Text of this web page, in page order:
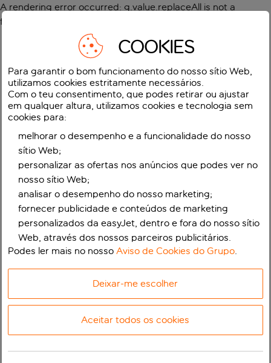
A rendering error occurred: g.value.replaceAll is not a
function
COOKIES
Para garantir o bom funcionamento do nosso sítio Web,
utilizamos cookies estritamente necessários.
Com o teu consentimento, que podes retirar ou ajustar
em qualquer altura, utilizamos cookies e tecnologia sem
cookies para:
melhorar o desempenho e a funcionalidade do nosso
sítio Web;
personalizar as ofertas nos anúncios que podes ver no
nosso sítio Web;
analisar o desempenho do nosso marketing;
fornecer publicidade e conteúdos de marketing
personalizados da easyJet, dentro e fora do nosso sítio
Web, através dos nossos parceiros publicitários.
Podes ler mais no nossoAviso de Cookies do Grupo.
Deixar-me escolher
Aceitar todos os cookies